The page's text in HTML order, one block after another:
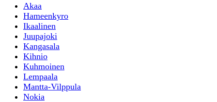
Akaa
Hameenkyro
Ikaalinen
Juupajoki
Kangasala
Kihnio
Kuhmoinen
Lempaala
Mantta-Vilppula
Nokia